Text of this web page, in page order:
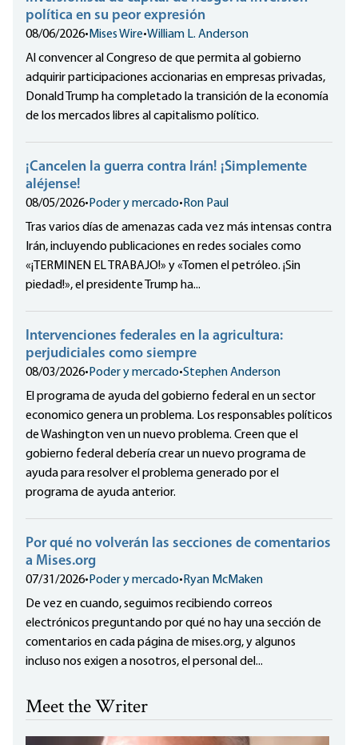
política en su peor expresión
08/06/2026• Mises Wire•William L. Anderson
Al convencer al Congreso de que permita al gobierno
adquirir participaciones accionarias en empresas privadas,
Donald Trump ha completado la transición de la economía
de los mercados libres al capitalismo político.
¡Cancelen la guerra contra Irán! ¡Simplemente
aléjense!
08/05/2026•Poder y mercado•Ron Paul
Tras varios días de amenazas cada vez más intensas contra
Irán, incluyendo publicaciones en redes sociales como
«¡TERMINEN EL TRABAJO!» y «Tomen el petróleo. ¡Sin
piedad!», el presidente Trump ha...
Intervenciones federales en la agricultura:
perjudiciales como siempre
08/03/2026•Poder y mercado•Stephen Anderson
El programa de ayuda del gobierno federal en un sector
economico genera un problema. Los responsables políticos
de Washington ven un nuevo problema. Creen que el
gobierno federal debería crear un nuevo programa de
ayuda para resolver el problema generado por el
programa de ayuda anterior.
Por qué no volverán las secciones de comentarios
a Mises.org
07/31/2026•Poder y mercado•Ryan McMaken
De vez en cuando, seguimos recibiendo correos
electrónicos preguntando por qué no hay una sección de
comentarios en cada página de mises.org, y algunos
incluso nos exigen a nosotros, el personal del...
Meet the Writer